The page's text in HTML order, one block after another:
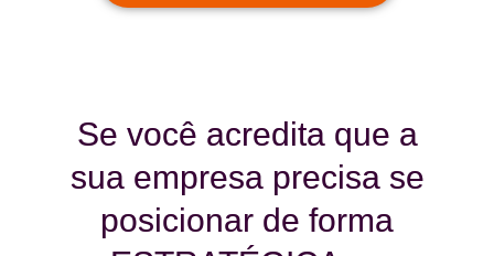
Se você acredita que a
sua empresa precisa se
posicionar de forma